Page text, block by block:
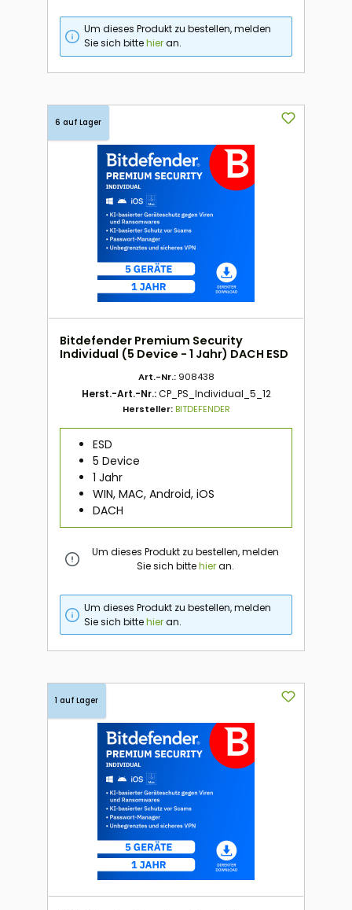
Um dieses Produkt zu bestellen, melden
Sie sich bittehieran.
6 auf Lager
Bitdefender Premium Security
Individual (5 Device - 1 Jahr) DACH ESD
Art.-Nr.: 908438
Herst.-Art.-Nr.:CP_PS_Individual_5_12
Hersteller:BITDEFENDER
ESD
5 Device
1 Jahr
WIN, MAC, Android, iOS
DACH
Um dieses Produkt zu bestellen, melden
Sie sich bittehieran.
Um dieses Produkt zu bestellen, melden
Sie sich bittehieran.
1 auf Lager